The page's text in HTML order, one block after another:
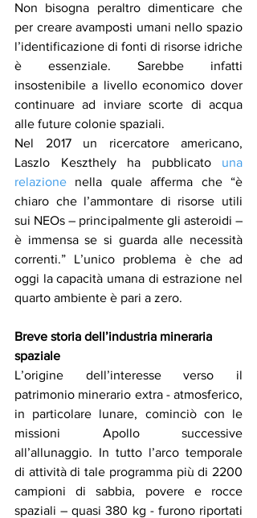
Non bisogna peraltro dimenticare che
per creare avamposti umani nello spazio
l’identificazione di fonti di risorse idriche
è essenziale. Sarebbe infatti
insostenibile a livello economico dover
continuare ad inviare scorte di acqua
alle future colonie spaziali.
Nel 2017 un ricercatore americano,
Laszlo Keszthely ha pubblicato una
relazione nella quale afferma che “è
chiaro che l’ammontare di risorse utili
sui NEOs – principalmente gli asteroidi –
è immensa se si guarda alle necessità
correnti.” L’unico problema è che ad
oggi la capacità umana di estrazione nel
quarto ambiente è pari a zero.
Breve storia dell’industria mineraria
spaziale
L’origine dell’interesse verso il
patrimonio minerario extra - atmosferico,
in particolare lunare, cominciò con le
missioni Apollo successive
all’allunaggio. In tutto l’arco temporale
di attività di tale programma più di 2200
campioni di sabbia, povere e rocce
spaziali – quasi 380 kg - furono riportati